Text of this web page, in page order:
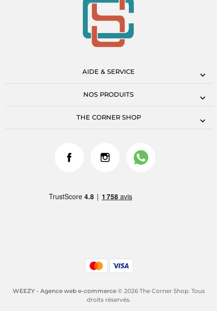
AIDE & SERVICE
NOS PRODUITS
THE CORNER SHOP
WEEZY - Agence web e-commerce© 2026 The Corner Shop. Tous
droits réservés.